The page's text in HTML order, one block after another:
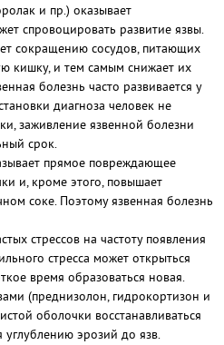
и пр.) оказывает
спровоцировать развитие язвы.
сокращению сосудов, питающих
кишку, и тем самым снижает их
болезнь часто развивается у
диагноза человек не
заживление язвенной болезни
срок.
прямое повреждающее
и, кроме этого, повышает
соке. Поэтому язвенная болезнь
стрессов на частоту появления
стресса может открыться
время образоваться новая.
(преднизолон, гидрокортизон и
оболочки восстанавливаться
углублению эрозий до язв.